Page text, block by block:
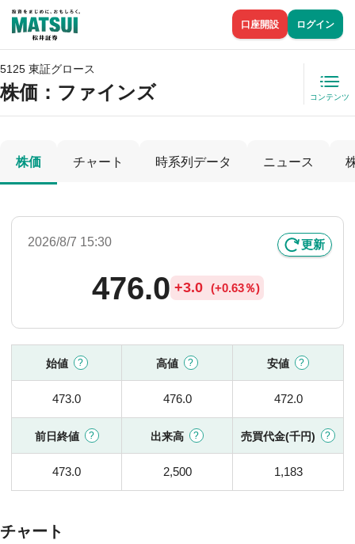
口座開設 ログイン
5125 東証グロース
株価 ：ファインズ コンテンツ
株価 チャート 時系列データ ニュース
2026/8/7 15:30 更新
476.0 +3.0 (+0.63％)
始値 高値 安値
473.0 476.0 472.0
前日終値 出来高 売買代金(千円)
473.0 2,500 1,183
チャート